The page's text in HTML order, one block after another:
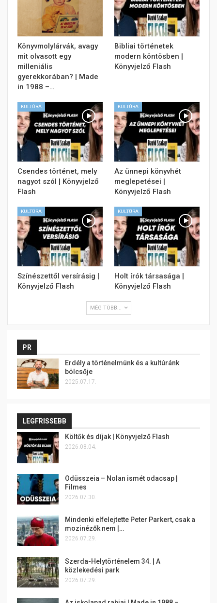
Könyvmolylárvák, avagy
mit olvasott egy
milleniális
gyerekkorában? | Made
in 1988 –…
Bibliai történetek
modern köntösben |
Könyvjelző Flash
KULTÚRA
Csendes történet, mely
nagyot szól | Könyvjelző
Flash
KULTÚRA
Az ünnepi könyvhét
meglepetései |
Könyvjelző Flash
KULTÚRA
Színészettől versírásig |
Könyvjelző Flash
KULTÚRA
Holt írók társasága |
Könyvjelző Flash
MÉG TÖBB...
PR
Erdély a történelmünk és a kultúránk
bölcsője
2025.07.17.
LEGFRISSEBB
Költők és díjak | Könyvjelző Flash
2026.08.04.
Odüsszeia – Nolan ismét odacsap |
Filmes
2026.07.30.
Mindenki elfelejtette Peter Parkert, csak a
mozinézők nem |…
2026.07.29.
Szerda-Helytörténelem 34. | A
közlekedési park
2026.07.29.